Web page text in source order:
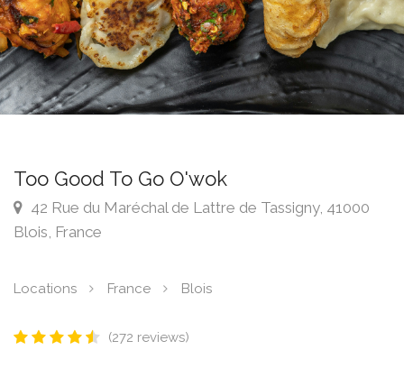
Too Good To Go O'wok
42 Rue du Maréchal de Lattre de Tassigny, 41000
Blois, France
Locations France Blois
(272 reviews)